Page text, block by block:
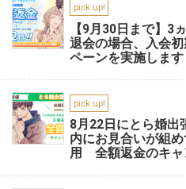
pick up!
【9月30日まで】3
退会の場合、入会
ペーンを実施します
pick up!
8月22日にとら婚出
内にお見合いが組
用 全額返金のキャ